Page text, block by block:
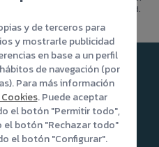
y avanzadas en la actualidad.
y de terceros para
y mostrarle publicidad
en base a un perfil
de navegación (por
Para más información
. Puede aceptar
el botón "Permitir todo",
el botón "Rechazar todo"
el botón "Configurar".